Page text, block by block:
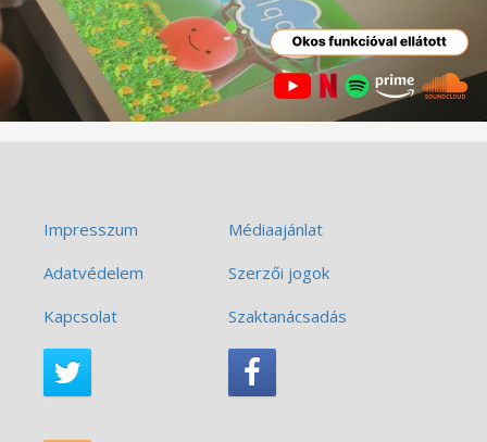
Impresszum
Médiaajánlat
Adatvédelem
Szerzői jogok
Kapcsolat
Szaktanácsadás